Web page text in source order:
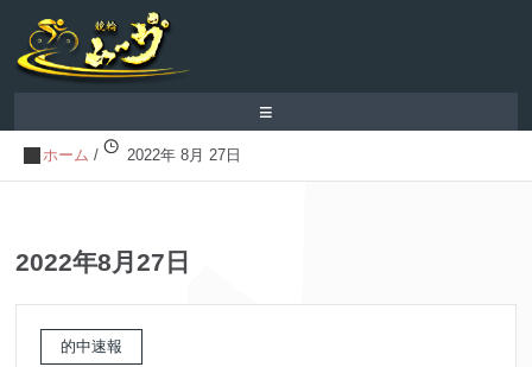
≡
ホーム / 2022年 8月 27日
2022年8月27日
的中速報